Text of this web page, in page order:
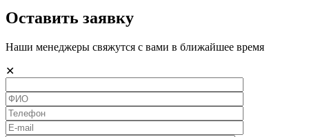
Оставить заявку
Наши менеджеры свяжутся с вами в ближайшее время
✕